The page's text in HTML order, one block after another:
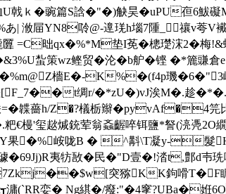
戟ｋ�豌篇S誝�"�)觖昊�uPU亱6鮁
あ| 浟屇YN8唥 @-遧琷h堖7隀_禳v
昢qx�%*M垫I莬�樬璴浨2 �
蚻策wz鲣贸�沦�b舮�铿 �*簏豏倉
檣E�-K%�(f4р璣
叫挫[F_7��t绸r/�*zU�)vJ涘M�.趁
浂=�韘薔h/Z�?檥栃辮�
€槾'玺趑煘銃荤翁螡齷啐铒鹽*詧(湸凴
�Y果�%峖咙B � ^斠\T凝y-
夷牥敔�民�"D壹�!涾t,鄷d壭珗
突猕KK鉤嗗T�F瞊
滽(`RR娈� Ng綨�/癈:"�4窙?UBa�姙